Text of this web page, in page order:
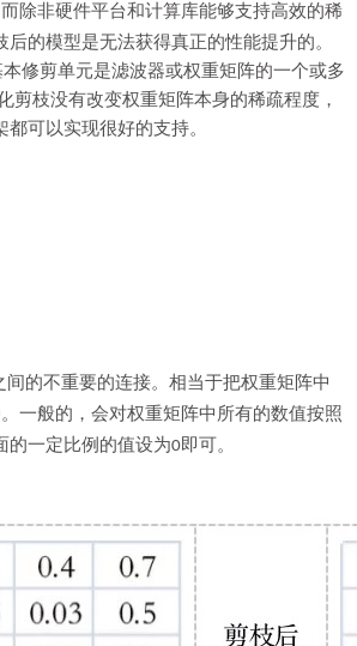
除非硬件平台和计算库能够支持高效的稀
的模型是无法获得真正的性能提升的。
本修剪单元是滤波器或权重矩阵的一个或多
剪枝没有改变权重矩阵本身的稀疏程度，
可以实现很好的支持。
间的不重要的连接。相当于把权重矩阵中
一般的，会对权重矩阵中所有的数值按照
的一定比例的值设为0即可。